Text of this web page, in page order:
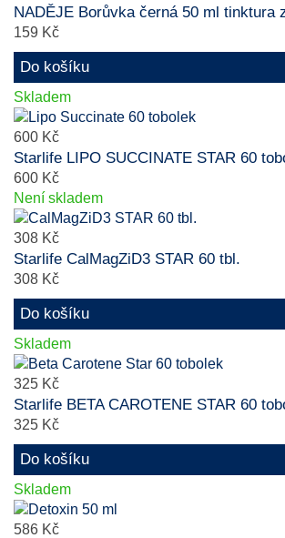
NADĚJE Borůvka černá 50 ml tinktura
159 Kč
Do košíku
Skladem
600 Kč
Starlife LIPO SUCCINATE STAR 60
600 Kč
Není skladem
308 Kč
Starlife CalMagZiD3 STAR 60 tbl.
308 Kč
Do košíku
Skladem
325 Kč
Starlife BETA CAROTENE STAR 60
325 Kč
Do košíku
Skladem
586 Kč